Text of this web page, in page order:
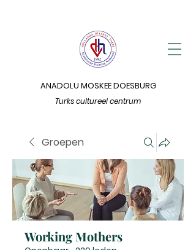
Turks cultureel centrum
ANADOLU MOSKEE DOESBURG
Groepen
Working Mothers